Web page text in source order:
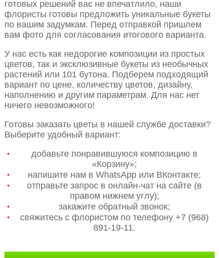
готовых решений вас не впечатлило, наши
флористы готовы предложить уникальные букеты
по вашим задумкам. Перед отправкой пришлем
вам фото для согласования итогового варианта.
У нас есть как недорогие композиции из простых
цветов, так и эксклюзивные букеты из необычных
растений или 101 бутона. Подберем подходящий
вариант по цене, количеству цветов, дизайну,
наполнению и другим параметрам. Для нас нет
ничего невозможного!
Готовы заказать цветы в нашей службе доставки?
Выберите удобный вариант:
добавьте понравившуюся композицию в
«Корзину»;
напишите нам в WhatsApp или ВКонтакте;
отправьте запрос в онлайн-чат на сайте (в
правом нижнем углу);
закажите обратный звонок;
свяжитесь с флористом по телефону +7 (968)
891-19-11.